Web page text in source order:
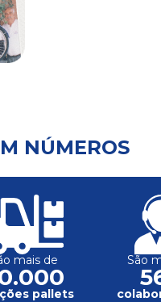
NÚMEROS
mais de
pallets
São